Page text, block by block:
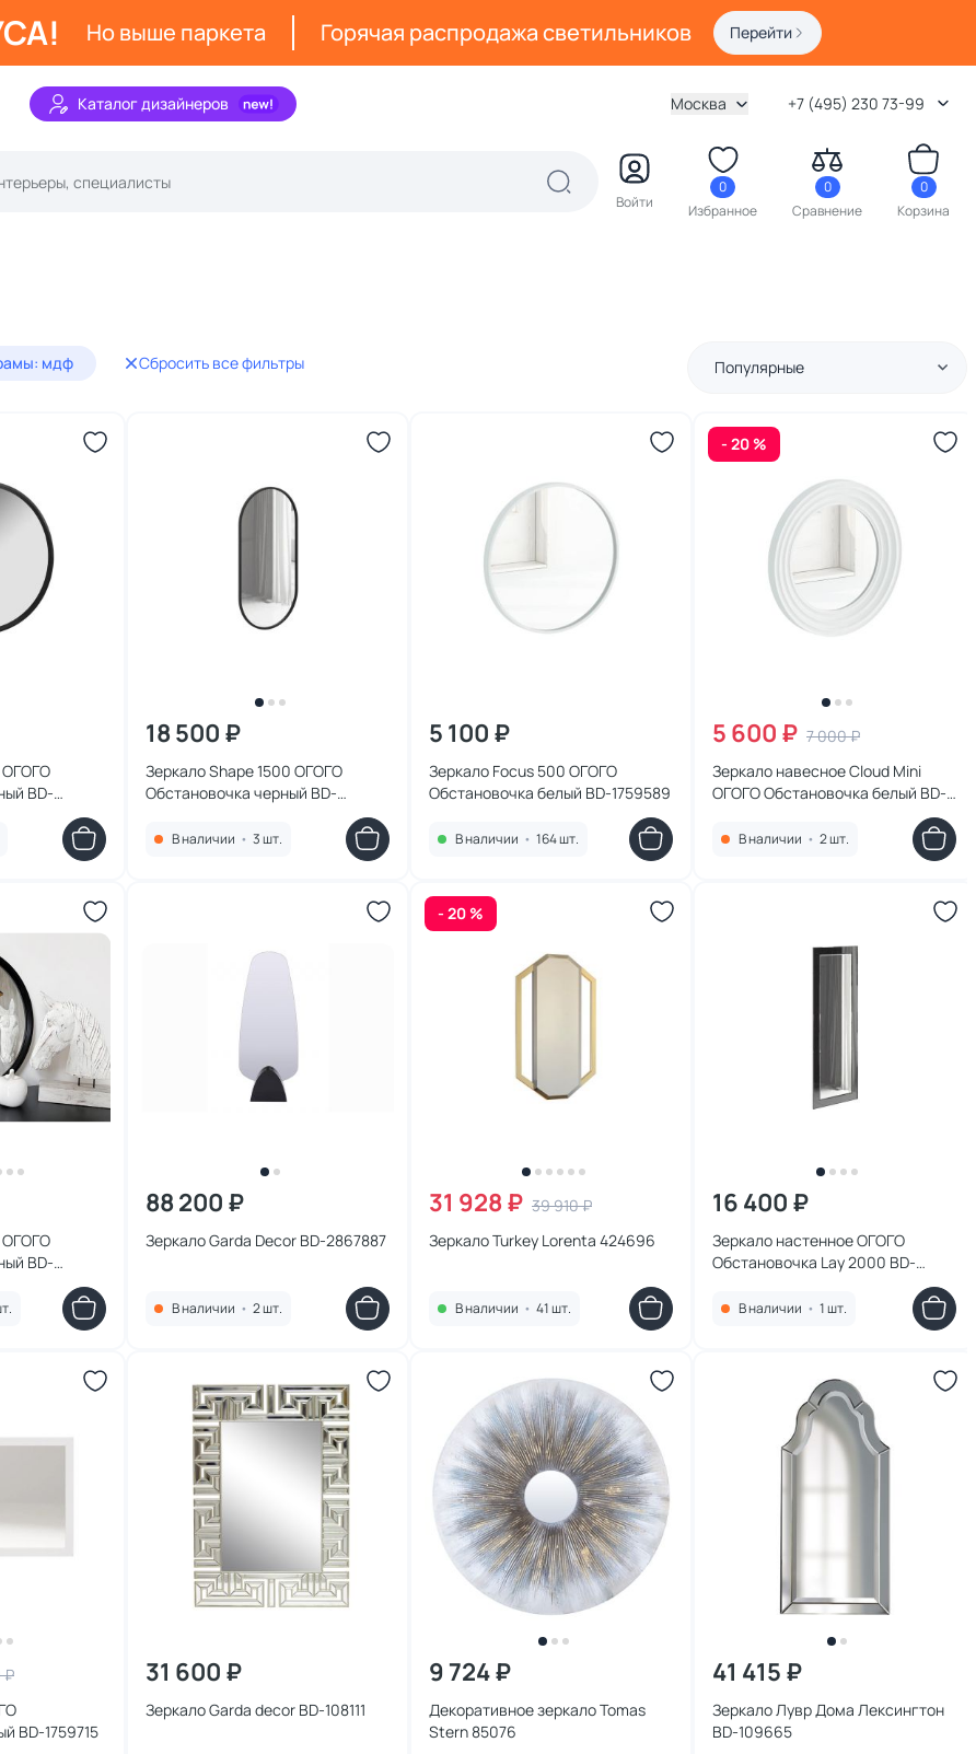
Но выше паркета Горячая распродажа светильников Перейти
Каталог дизайнеров Москва +7 (495) 230 73-99
Войти
0
Избранное
0
Сравнение
0
Корзина
мдф Сбросить все фильтры Популярные
ОГОГО
BD-
18 500 ₽
Зеркало Shape 1500 ОГОГО
Обстановочка черный BD-
В наличии • 3 шт.
5 100 ₽
Зеркало Focus 500 ОГОГО
Обстановочка белый BD-1759589
В наличии • 164 шт.
- 20 %
5 600 ₽ 7 000 ₽
Зеркало навесное Cloud Mini
ОГОГО Обстановочка белый BD-
В наличии • 2 шт.
ОГОГО
BD-
88 200 ₽
Зеркало Garda Decor BD-2867887
В наличии • 2 шт.
- 20 %
31 928 ₽ 39 910 ₽
Зеркало Turkey Lorenta 424696
В наличии • 41 шт.
16 400 ₽
Зеркало настенное ОГОГО
Обстановочка Lay 2000 BD-
В наличии • 1 шт.
₽
BD-1759715
31 600 ₽
Зеркало Garda decor BD-108111
9 724 ₽
Декоративное зеркало Tomas
Stern 85076
41 415 ₽
Зеркало Лувр Дома Лексингтон
BD-109665